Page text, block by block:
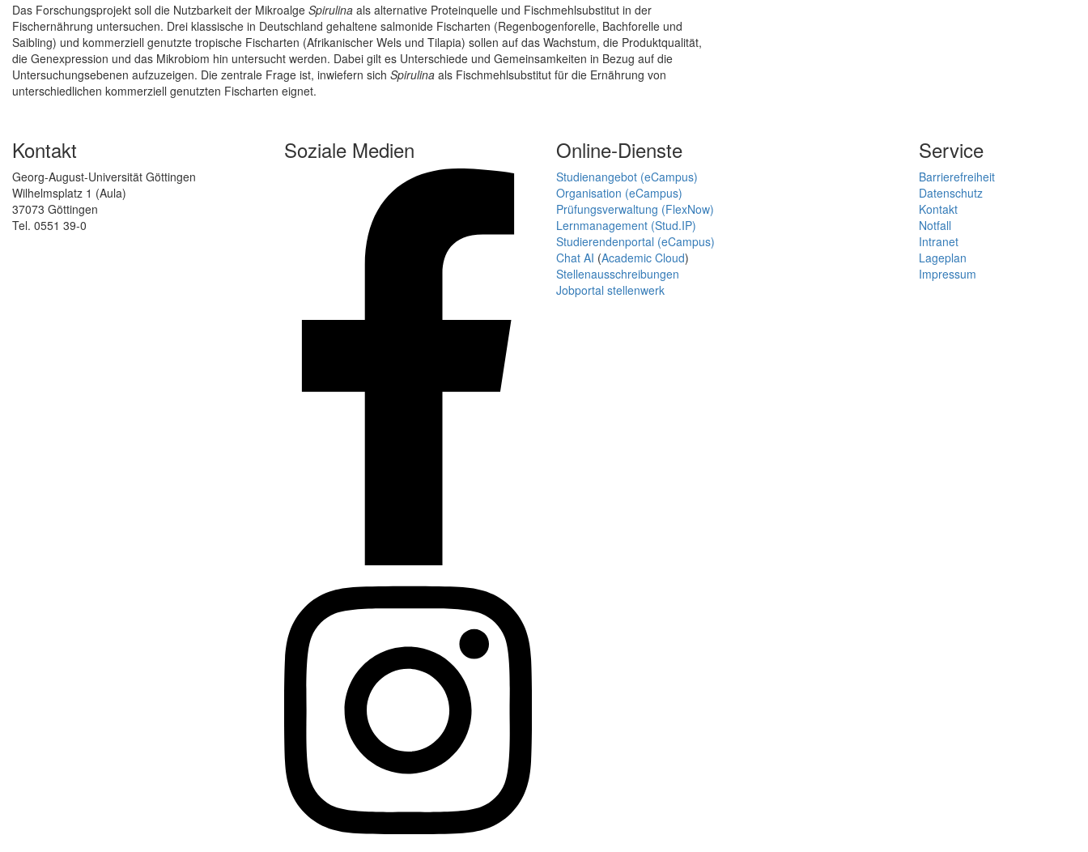
Das Forschungsprojekt soll die Nutzbarkeit der Mikroalge Spirulina als alternative Proteinquelle und Fischmehlsubstitut in der
Fischernährung untersuchen. Drei klassische in Deutschland gehaltene salmonide Fischarten (Regenbogenforelle, Bachforelle und
Saibling) und kommerziell genutzte tropische Fischarten (Afrikanischer Wels und Tilapia) sollen auf das Wachstum, die Produktqualität,
die Genexpression und das Mikrobiom hin untersucht werden. Dabei gilt es Unterschiede und Gemeinsamkeiten in Bezug auf die
Untersuchungsebenen aufzuzeigen. Die zentrale Frage ist, inwiefern sich Spirulina als Fischmehlsubstitut für die Ernährung von
unterschiedlichen kommerziell genutzten Fischarten eignet.
Kontakt
Georg-August-Universität Göttingen
Wilhelmsplatz 1 (Aula)
37073 Göttingen
Tel. 0551 39-0
Soziale Medien Online-Dienste
Studienangebot (eCampus)
Organisation (eCampus)
Prüfungsverwaltung (FlexNow)
Lernmanagement (Stud.IP)
Studierendenportal (eCampus)
Chat AI (Academic Cloud)
Stellenausschreibungen
Jobportal stellenwerk
Service
Barrierefreiheit
Datenschutz
Kontakt
Notfall
Intranet
Lageplan
Impressum